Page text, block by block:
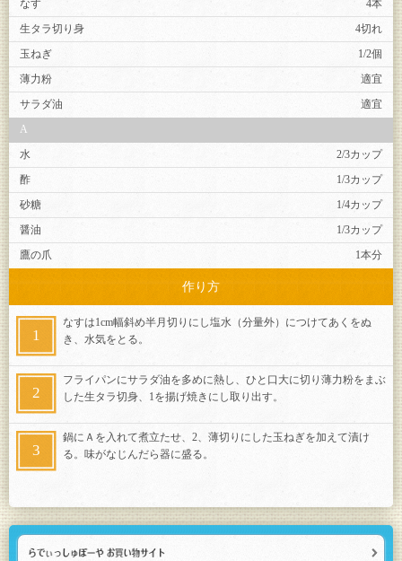
なす
4本
生タラ切り身
4切れ
玉ねぎ
1/2個
薄力粉
適宜
サラダ油
適宜
A
水
2/3カップ
酢
1/3カップ
砂糖
1/4カップ
醤油
1/3カップ
鷹の爪
1本分
作り方
なすは1cm幅斜め半月切りにし塩水（分量外）につけてあくをぬ
き、水気をとる。
フライパンにサラダ油を多めに熱し、ひと口大に切り薄力粉をまぶ
した生タラ切身、1を揚げ焼きにし取り出す。
鍋にＡを入れて煮立たせ、2、薄切りにした玉ねぎを加えて漬け
る。味がなじんだら器に盛る。